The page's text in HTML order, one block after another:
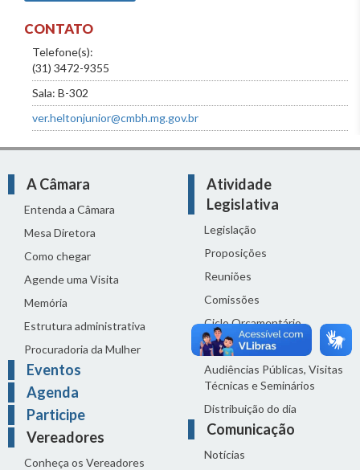
CONTATO
Telefone(s):
(31) 3472-9355
Sala: B-302
ver.heltonjunior@cmbh.mg.gov.br
A Câmara
Entenda a Câmara
Mesa Diretora
Como chegar
Agende uma Visita
Memória
Estrutura administrativa
Procuradoria da Mulher
Eventos
Agenda
Participe
Vereadores
Conheça os Vereadores
Atividade
Legislativa
Legislação
Proposições
Reuniões
Comissões
Ciclo Orçamentário
Homenagens
Audiências Públicas, Visitas
Técnicas e Seminários
Distribuição do dia
Comunicação
Notícias